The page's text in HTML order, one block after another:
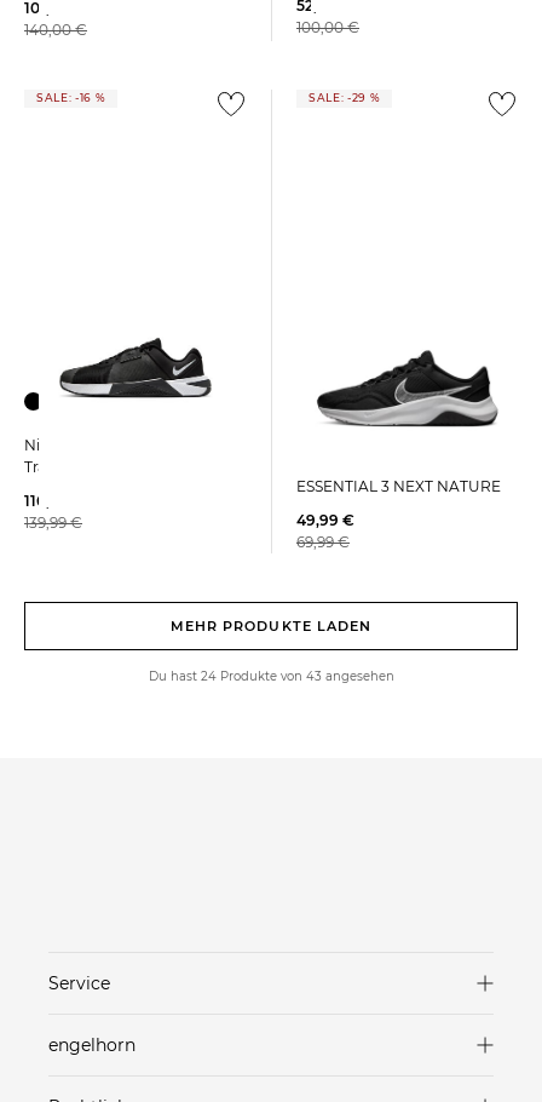
101,09 €
140,00 €
52,95 €
100,00 €
SALE: -16 %
Nike | Herren
Trainingsschuhe METCON 10
116,99 €
139,99 €
SALE: -29 %
ESSENTIAL 3 NEXT NATURE
49,99 €
69,99 €
MEHR PRODUKTE LADEN
Du hast 24 Produkte von 43 angesehen
Service
engelhorn